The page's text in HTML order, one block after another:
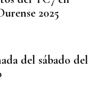
2025
del sábado del